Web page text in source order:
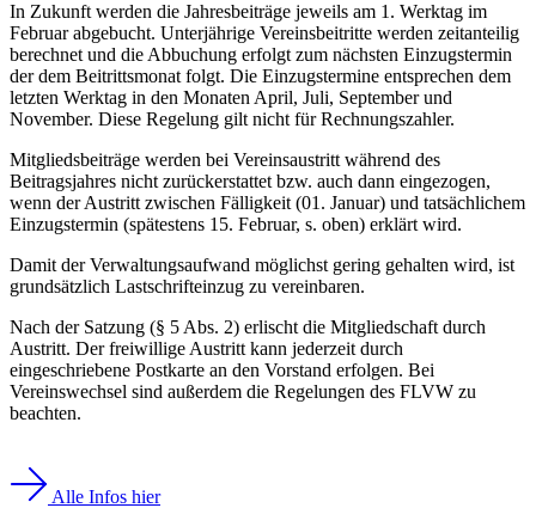
In Zukunft werden die Jahresbeiträge jeweils am 1. Werktag im
Februar abgebucht. Unterjährige Vereinsbeitritte werden zeitanteilig
berechnet und die Abbuchung erfolgt zum nächsten Einzugstermin
der dem Beitrittsmonat folgt. Die Einzugstermine entsprechen dem
letzten Werktag in den Monaten April, Juli, September und
November. Diese Regelung gilt nicht für Rechnungszahler.
Mitgliedsbeiträge werden bei Vereinsaustritt während des
Beitragsjahres nicht zurückerstattet bzw. auch dann eingezogen,
wenn der Austritt zwischen Fälligkeit (01. Januar) und tatsächlichem
Einzugstermin (spätestens 15. Februar, s. oben) erklärt wird.
Damit der Verwaltungsaufwand möglichst gering gehalten wird, ist
grundsätzlich Lastschrifteinzug zu vereinbaren.
Nach der Satzung (§ 5 Abs. 2) erlischt die Mitgliedschaft durch
Austritt. Der freiwillige Austritt kann jederzeit durch
eingeschriebene Postkarte an den Vorstand erfolgen. Bei
Vereinswechsel sind außerdem die Regelungen des FLVW zu
beachten.
Alle Infos hier